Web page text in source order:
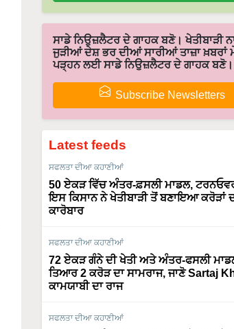
ਸਾਡੇ ਨਿਉਜ਼ਲੈਟਰ ਦੇ ਗਾਹਕ ਬਣੋ। ਖੇਤੀਬਾੜੀ
ਜੁੜੀਆਂ ਦੇਸ਼ ਭਰ ਦੀਆਂ ਸਾਰੀਆਂ ਤਾਜ਼ਾ ਖ਼ਬਰਾਂ
ਪੜ੍ਹਨ ਲਈ ਸਾਡੇ ਨਿਉਜ਼ਲੈਟਰ ਦੇ ਗਾਹਕ ਬਣੋ।
Subscribe Newsletters
Latest feeds
ਸਫਲਤਾ ਦੀਆ ਕਹਾਣੀਆਂ
50 ਏਕੜ ਵਿੱਚ ਅੰਤਰ-ਫ਼ਸਲੀ ਮਾਡਲ,
ਇਸ ਕਿਸਾਨ ਨੇ ਖੇਤੀਬਾੜੀ ਤੋਂ ਬਣਾਇਆ ਕਰੋੜਾਂ
ਕਾਰੋਬਾਰ
ਸਫਲਤਾ ਦੀਆ ਕਹਾਣੀਆਂ
72 ਏਕੜ ਗੰਨੇ ਦੀ ਖੇਤੀ ਅਤੇ ਅੰਤਰ-ਫਸਲੀ
ਤਿਆਰ 2 ਕਰੋੜ ਦਾ ਸਾਮਰਾਜ, ਜਾਣੋ Sartaj
ਕਾਮਯਾਬੀ ਦਾ ਰਾਜ
ਸਫਲਤਾ ਦੀਆ ਕਹਾਣੀਆਂ